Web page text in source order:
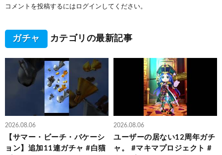
コメントを投稿するには ログイン してください。
ガチャ カテゴリの最新記事
2026.08.06
【サマー・ビーチ・バケーシ
ョン】追加11連ガチャ #白猫
2026.08.06
ユーザーの居ない12周年ガチ
ャ。 #マキマプロジェクト #